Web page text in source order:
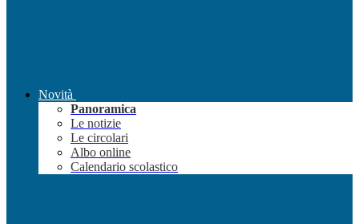
Novità
Panoramica
Le notizie
Le circolari
Albo online
Calendario scolastico